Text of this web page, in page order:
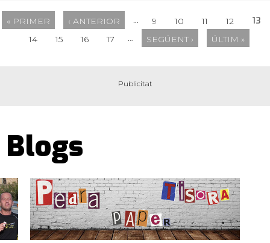
« PRIMER ‹ ANTERIOR … 9 10 11 12 13
14 15 16 17 … SEGÜENT › ÚLTIM »
Blogs